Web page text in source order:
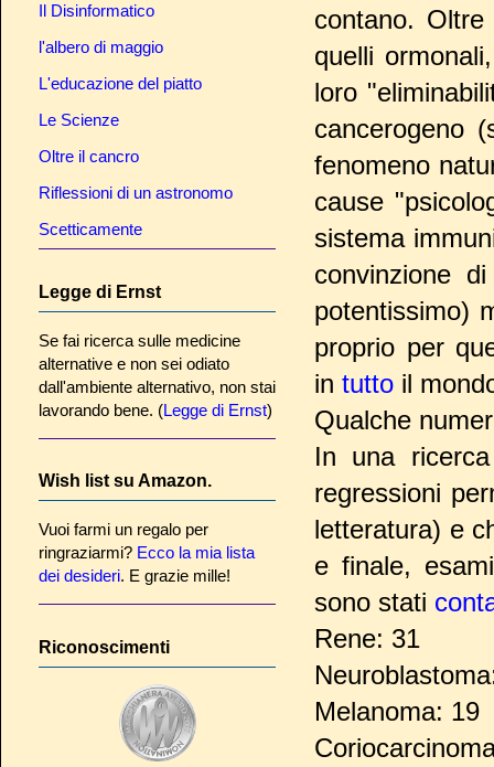
contano.
quelli
loro
cancerogeno
fenomeno
cause
sistema
convinzione
potentissimo)
proprio per
in tutto il
Qualche
In una
regressioni
letteratura) e
e finale,
sono stati
Rene: 31
Melanoma: 19
Il Disinformatico
l'albero di maggio
L'educazione del piatto
Le Scienze
Oltre il cancro
Riflessioni di un astronomo
Scetticamente
Legge di Ernst
Se fai ricerca sulle medicine
alternative e non sei odiato
dall'ambiente alternativo, non stai
lavorando bene. (Legge di Ernst)
Wish list su Amazon.
Vuoi farmi un regalo per
ringraziarmi? Ecco la mia lista
dei desideri. E grazie mille!
Riconoscimenti